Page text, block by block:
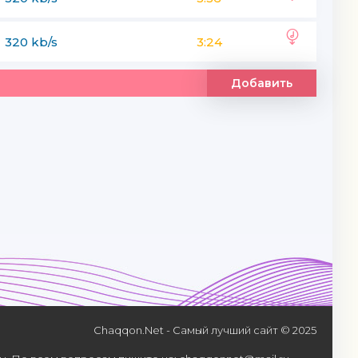
320 kb/s 3:24
Добавить
Chaqqon.Net - Самый лучший сайт © 2025